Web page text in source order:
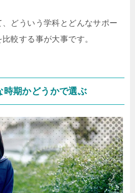
どういう学科とどんなサポー
較する事が大事です。
時期かどうかで選ぶ